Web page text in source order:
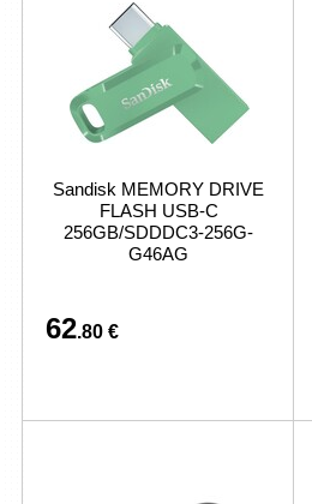
Sandisk MEMORY DRIVE
FLASH USB-C
256GB/SDDDC3-256G-
G46AG
62.80 €